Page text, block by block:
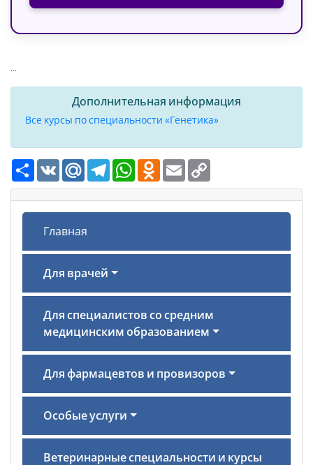
...
Дополнительная информация
Все курсы по специальности «Генетика»
РесурсVK Mail.Ru TelegramWhatsAppOdnoklassniki
Email
Главная
Для врачей
Для специалистов со средним
медицинским образованием
Для фармацевтов и провизоров
Особые услуги
Ветеринарные специальности и курсы